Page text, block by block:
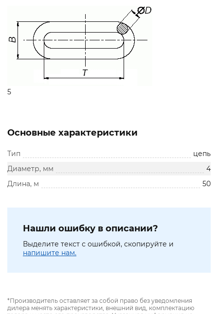
5
Основные характеристики
Тип
цепь
Диаметр, мм
4
Длина, м
50
Нашли ошибку в описании?
Выделите текст с ошибкой, скопируйте и
напишите нам.
*Производитель оставляет за собой право без уведомления
дилера менять характеристики, внешний вид, комплектацию